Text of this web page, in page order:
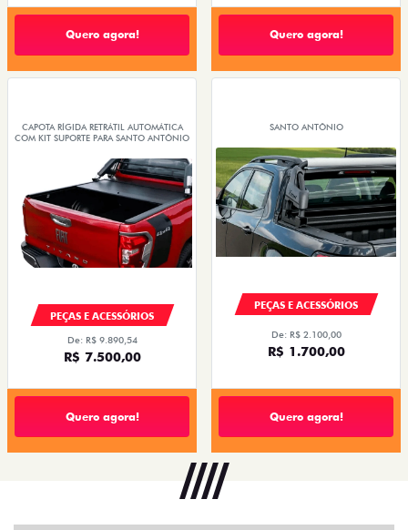
Quero agora! Quero agora!
CAPOTA RÍGIDA RETRÁTIL AUTOMÁTICA
COM KIT SUPORTE PARA SANTO ANTÔNIO
PEÇAS E ACESSÓRIOS
De: R$ 9.890,54
R$ 7.500,00
Quero agora!
SANTO ANTÔNIO
PEÇAS E ACESSÓRIOS
De: R$ 2.100,00
R$ 1.700,00
Quero agora!